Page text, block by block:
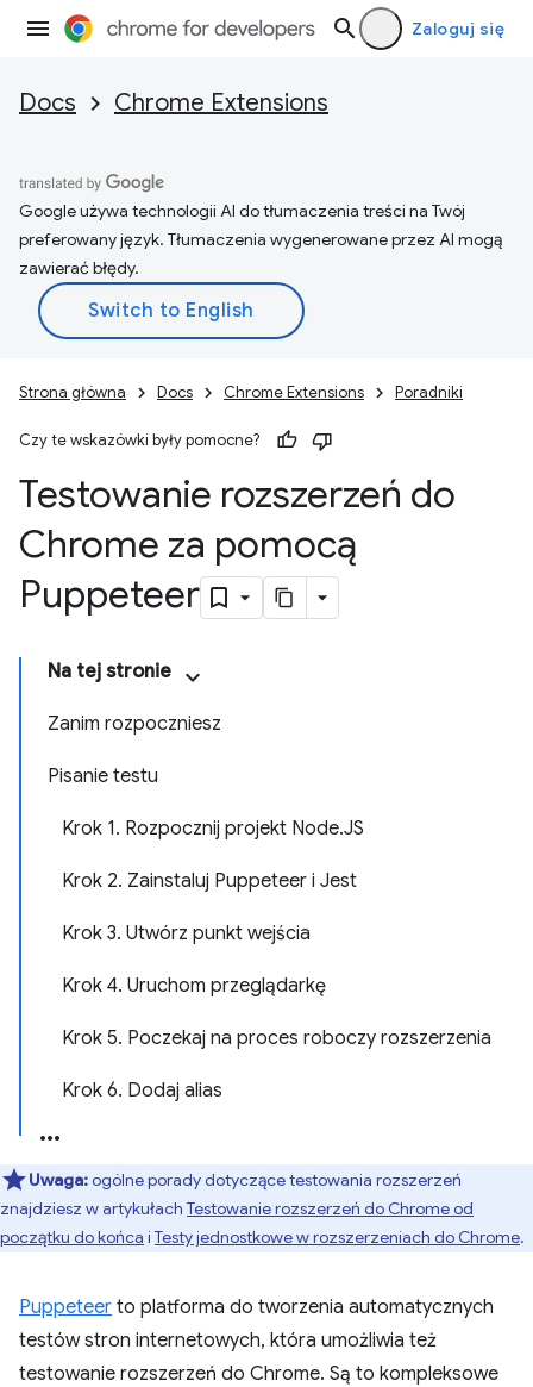
Zaloguj się
Docs Chrome Extensions
Google używa technologii AI do tłumaczenia treści na Twój
preferowany język. Tłumaczenia wygenerowane przez AI mogą
zawierać błędy.
Strona główna Docs Chrome Extensions Poradniki
Czy te wskazówki były pomocne?
Testowanie rozszerzeń do
Chrome za pomocą
Puppeteer
Na tej stronie
Zanim rozpoczniesz
Pisanie testu
Krok 1. Rozpocznij projekt Node.JS
Krok 2. Zainstaluj Puppeteer i Jest
Krok 3. Utwórz punkt wejścia
Krok 4. Uruchom przeglądarkę
Krok 5. Poczekaj na proces roboczy rozszerzenia
Krok 6. Dodaj alias
Uwaga:ogólne porady dotyczące testowania rozszerzeń
znajdziesz w artykułach Testowanie rozszerzeń do Chrome od
początku do końca i Testy jednostkowe w rozszerzeniach do Chrome.
Puppeteer to platforma do tworzenia automatycznych
testów stron internetowych, która umożliwia też
testowanie rozszerzeń do Chrome. Są to kompleksowe